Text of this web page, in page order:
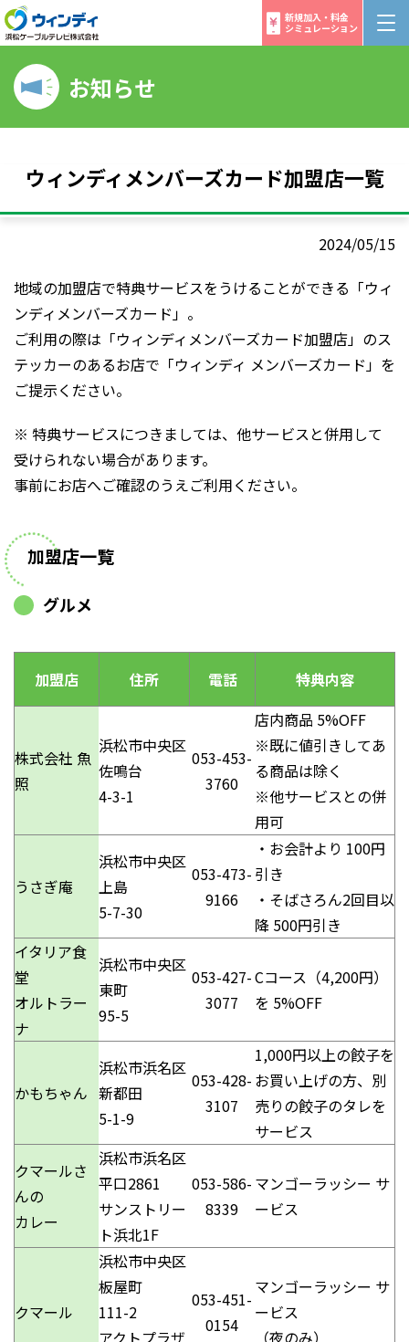
新規加入・料金
シミュレーション
お知らせ
ウィンディメンバーズカード加盟店一覧
2024/05/15
地域の加盟店で特典サービスをうけることができる「ウィ
ンディメンバーズカード」。
ご利用の際は「ウィンディメンバーズカード加盟店」のス
テッカーのあるお店で「ウィンディ メンバーズカード」を
ご提示ください。
※ 特典サービスにつきましては、他サービスと併用して
受けられない場合があります。
事前にお店へご確認のうえご利用ください。
加盟店一覧
グルメ
加盟店 住所 電話 特典内容
株式会社 魚
照
浜松市中央区
佐鳴台
4-3-1
053-453-
3760
店内商品 5%OFF
※既に値引きしてあ
る商品は除く
※他サービスとの併
用可
うさぎ庵
浜松市中央区
上島
5-7-30
053-473-
9166
・お会計より 100円
引き
・そばさろん2回目以
降 500円引き
イタリア食
堂
オルトラー
ナ
浜松市中央区
東町
95-5
053-427-
3077
Cコース（4,200円）
を 5%OFF
かもちゃん
浜松市浜名区
新都田
5-1-9
053-428-
3107
1,000円以上の餃子を
お買い上げの方、別
売りの餃子のタレを
サービス
クマールさ
んの
カレー
浜松市浜名区
平口2861
サンストリー
ト浜北1F
053-586-
8339
マンゴーラッシー サ
ービス
クマール
浜松市中央区
板屋町
111-2
アクトプラザ
053-451-
0154
マンゴーラッシー サ
ービス
（夜のみ）